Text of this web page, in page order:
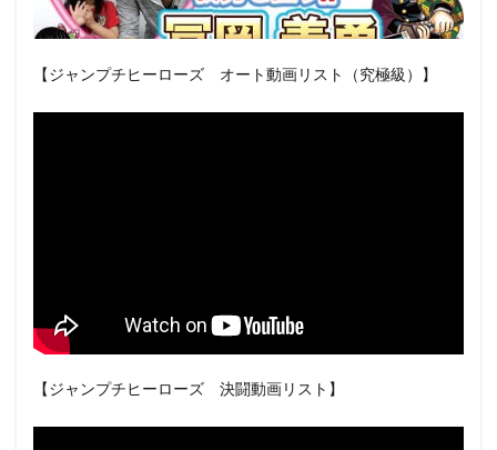
【ジャンプチヒーローズ オート動画リスト（究極級）】
【ジャンプチヒーローズ 決闘動画リスト】